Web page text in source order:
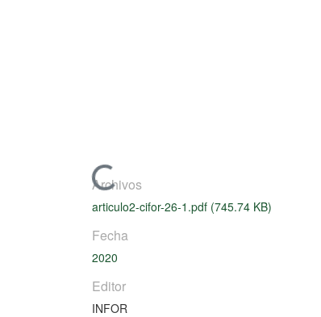
Cargando...
Archivos
articulo2-cifor-26-1.pdf (745.74 KB)
Fecha
2020
Editor
INFOR